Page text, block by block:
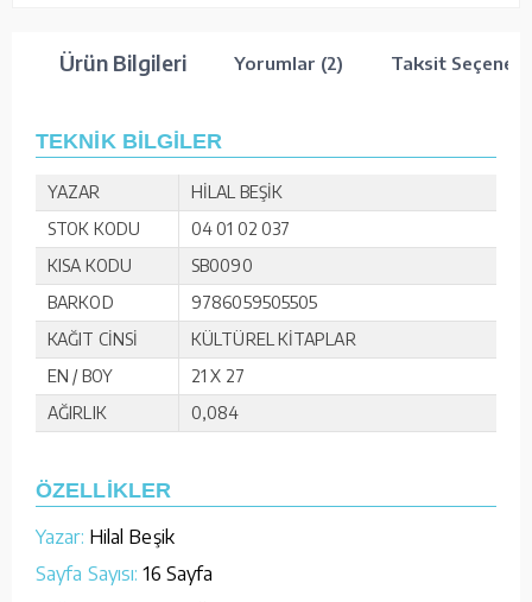
Ürün Bilgileri Yorumlar (2) Taksit
TEKNİK BİLGİLER
YAZAR
HİLAL BEŞİK
STOK KODU
04 01 02 037
KISA KODU
SB0090
BARKOD
9786059505505
KAĞIT CİNSİ
KÜLTÜREL KİTAPLAR
EN / BOY
21 X 27
AĞIRLIK
0,084
ÖZELLİKLER
Yazar: Hilal Beşik
Sayfa Sayısı: 16 Sayfa